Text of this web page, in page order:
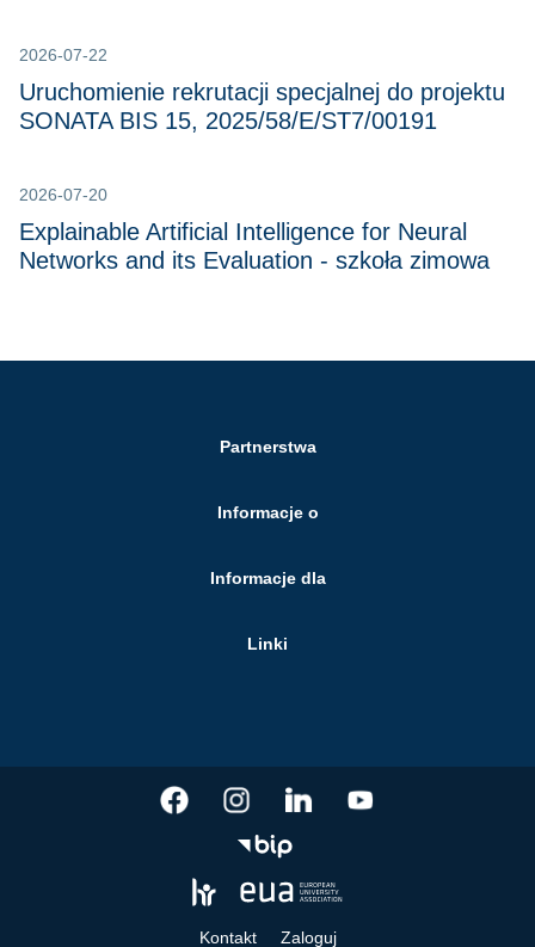
2026-07-22
Uruchomienie rekrutacji specjalnej do projektu
SONATA BIS 15, 2025/58/E/ST7/00191
2026-07-20
Explainable Artificial Intelligence for Neural
Networks and its Evaluation - szkoła zimowa
Partnerstwa
Informacje o
Informacje dla
Linki
Kontakt Zaloguj